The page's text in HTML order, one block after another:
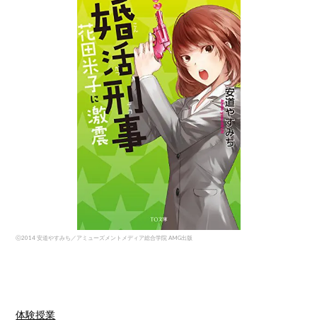
ⓒ2014 安道やすみち／アミューズメントメディア総合学院 AMG出版
体験授業